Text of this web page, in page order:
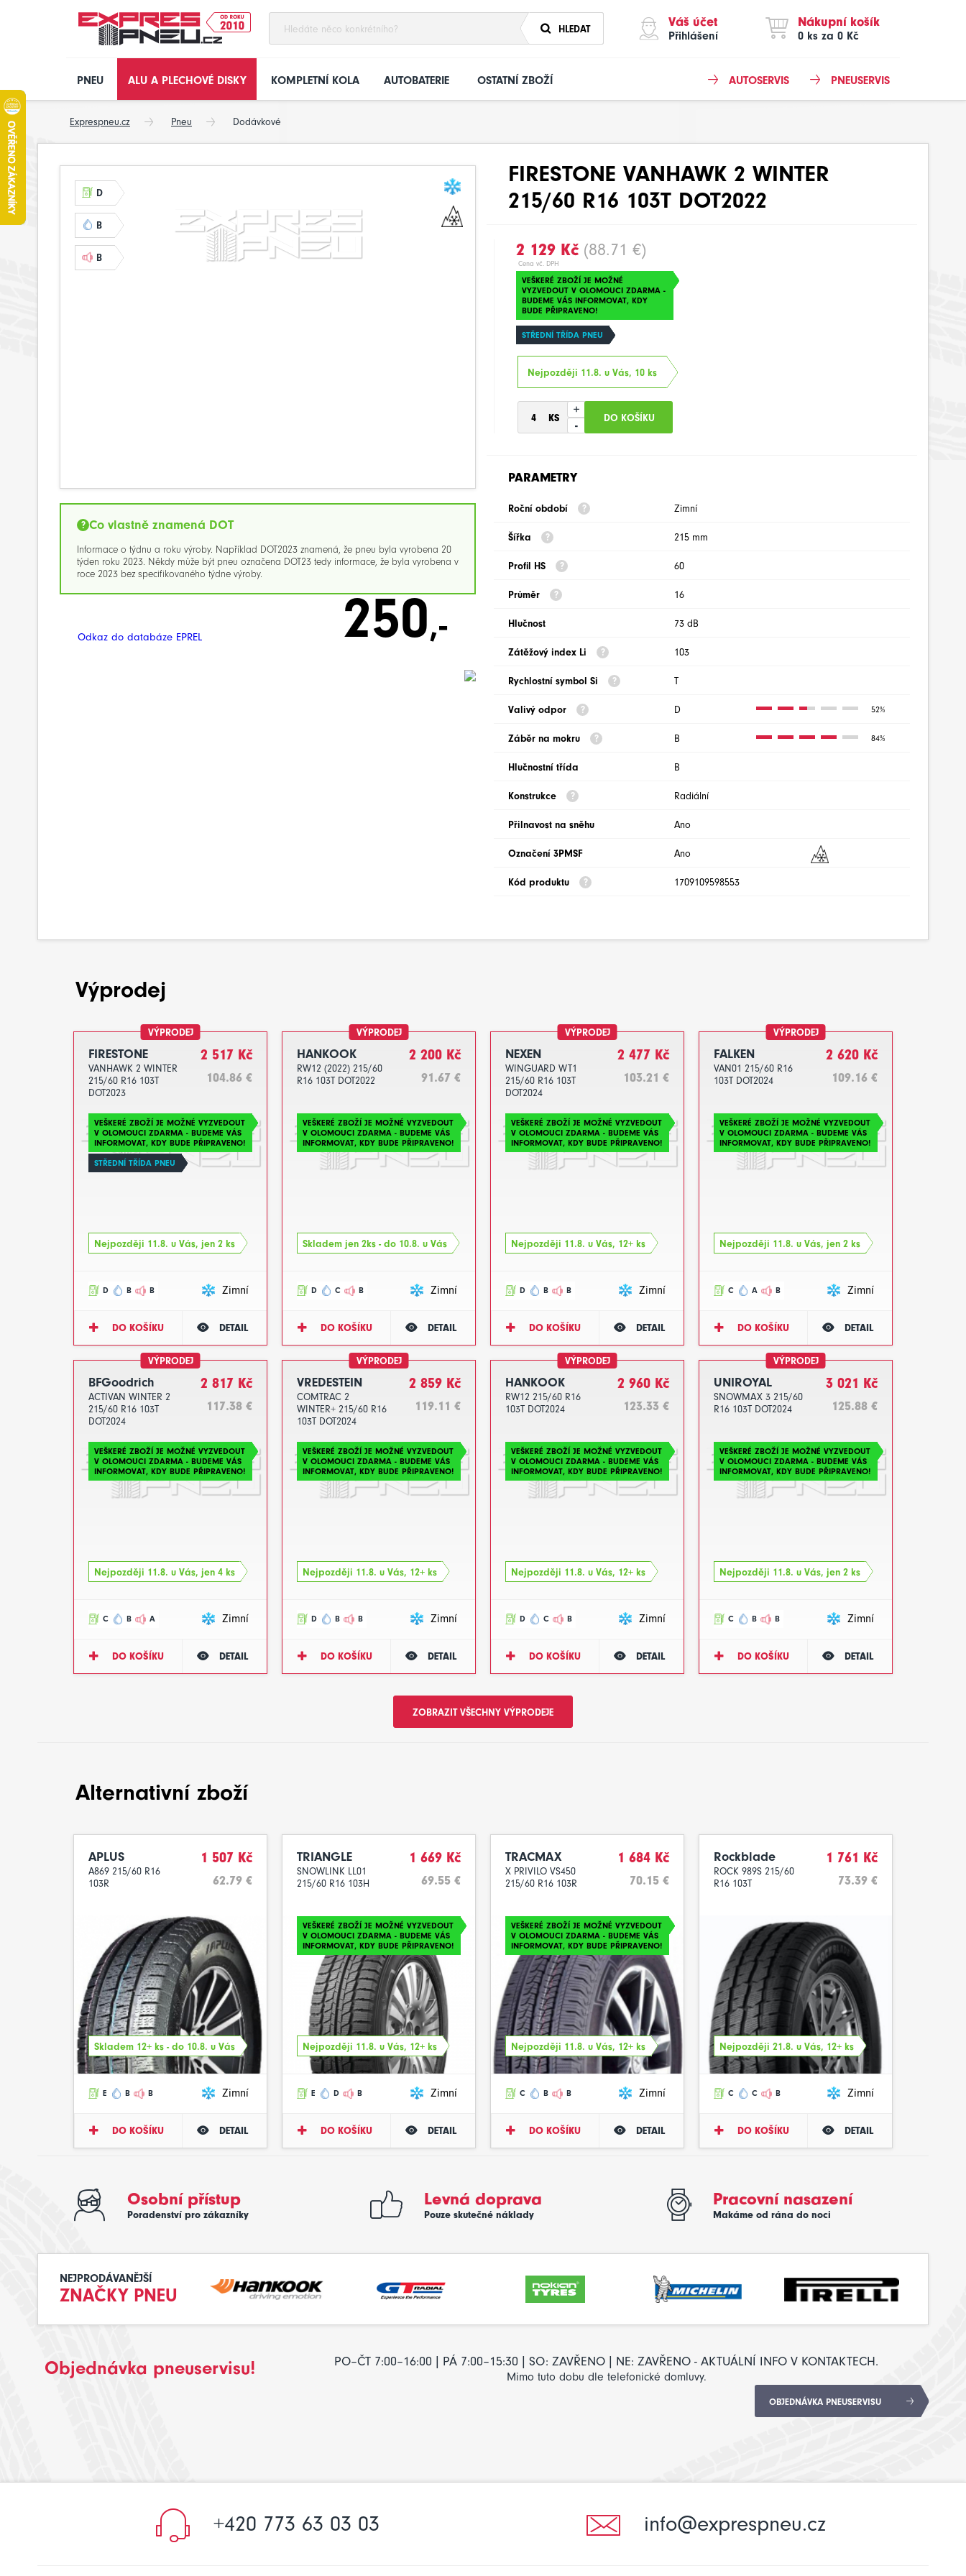
HLEDAT Váš účet
Přihlášení
Nákupní košík
0 ks za 0 Kč
PNEU ALU A PLECHOVÉ DISKY KOMPLETNÍ KOLA AUTOBATERIE OSTATNÍ ZBOŽÍ PNEUSERVIS
AUTOSERVIS
Exprespneu.cz Pneu Dodávkové
D
B
B
Co vlastně znamená DOT
Informace o týdnu a roku výroby. Například DOT2023 znamená, že pneu byla vyrobena 20
týden roku 2023. Někdy může být pneu označena DOT23 tedy informace, že byla vyrobena v
roce 2023 bez specifikovaného týdne výroby.
Odkaz do databáze EPREL 250,-
FIRESTONE VANHAWK 2 WINTER
215/60 R16 103T DOT2022
2 129 Kč (88.71 €)
Cena vč. DPH
VEŠKERÉ ZBOŽÍ JE MOŽNÉ
VYZVEDOUT V OLOMOUCI ZDARMA -
BUDEME VÁS INFORMOVAT, KDY
BUDE PŘIPRAVENO!
STŘEDNÍ TŘÍDA PNEU
Nejpozději 11.8. u Vás, 10 ks
+
-
PARAMETRY
Roční období Zimní
Šířka 215 mm
Profil HS 60
Průměr 16
Hlučnost 73 dB
Zátěžový index Li 103
Rychlostní symbol Si T
Valivý odpor D 52%
Záběr na mokru B 84%
Hlučnostní třída B
Konstrukce Radiální
Přilnavost na sněhu Ano
Označení 3PMSF Ano
Kód produktu 1709109598553
Výprodej
VÝPRODEJ
FIRESTONE
VANHAWK 2 WINTER
215/60 R16 103T
DOT2023
2 517 Kč
104.86 €
VEŠKERÉ ZBOŽÍ JE MOŽNÉ VYZVEDOUT
V OLOMOUCI ZDARMA - BUDEME VÁS
INFORMOVAT, KDY BUDE PŘIPRAVENO!
STŘEDNÍ TŘÍDA PNEU
Nejpozději 11.8. u Vás, jen 2 ks
D B B Zimní
DO KOŠÍKU DETAIL
VÝPRODEJ
HANKOOK
RW12 (2022) 215/60
R16 103T DOT2022
2 200 Kč
91.67 €
VEŠKERÉ ZBOŽÍ JE MOŽNÉ VYZVEDOUT
V OLOMOUCI ZDARMA - BUDEME VÁS
INFORMOVAT, KDY BUDE PŘIPRAVENO!
Skladem jen 2ks - do 10.8. u Vás
D C B Zimní
DO KOŠÍKU DETAIL
VÝPRODEJ
NEXEN
WINGUARD WT1
215/60 R16 103T
DOT2024
2 477 Kč
103.21 €
VEŠKERÉ ZBOŽÍ JE MOŽNÉ VYZVEDOUT
V OLOMOUCI ZDARMA - BUDEME VÁS
INFORMOVAT, KDY BUDE PŘIPRAVENO!
Nejpozději 11.8. u Vás, 12+ ks
D B B Zimní
DO KOŠÍKU DETAIL
VÝPRODEJ
FALKEN
VAN01 215/60 R16
103T DOT2024
2 620 Kč
109.16 €
VEŠKERÉ ZBOŽÍ JE MOŽNÉ VYZVEDOUT
V OLOMOUCI ZDARMA - BUDEME VÁS
INFORMOVAT, KDY BUDE PŘIPRAVENO!
Nejpozději 11.8. u Vás, jen 2 ks
C A B Zimní
DO KOŠÍKU DETAIL
VÝPRODEJ
BFGoodrich
ACTIVAN WINTER 2
215/60 R16 103T
DOT2024
2 817 Kč
117.38 €
VEŠKERÉ ZBOŽÍ JE MOŽNÉ VYZVEDOUT
V OLOMOUCI ZDARMA - BUDEME VÁS
INFORMOVAT, KDY BUDE PŘIPRAVENO!
Nejpozději 11.8. u Vás, jen 4 ks
C B A Zimní
DO KOŠÍKU DETAIL
VÝPRODEJ
VREDESTEIN
COMTRAC 2
WINTER+ 215/60 R16
103T DOT2024
2 859 Kč
119.11 €
VEŠKERÉ ZBOŽÍ JE MOŽNÉ VYZVEDOUT
V OLOMOUCI ZDARMA - BUDEME VÁS
INFORMOVAT, KDY BUDE PŘIPRAVENO!
Nejpozději 11.8. u Vás, 12+ ks
D B B Zimní
DO KOŠÍKU DETAIL
VÝPRODEJ
HANKOOK
RW12 215/60 R16
103T DOT2024
2 960 Kč
123.33 €
VEŠKERÉ ZBOŽÍ JE MOŽNÉ VYZVEDOUT
V OLOMOUCI ZDARMA - BUDEME VÁS
INFORMOVAT, KDY BUDE PŘIPRAVENO!
Nejpozději 11.8. u Vás, 12+ ks
D C B Zimní
DO KOŠÍKU DETAIL
VÝPRODEJ
UNIROYAL
SNOWMAX 3 215/60
R16 103T DOT2024
3 021 Kč
125.88 €
VEŠKERÉ ZBOŽÍ JE MOŽNÉ VYZVEDOUT
V OLOMOUCI ZDARMA - BUDEME VÁS
INFORMOVAT, KDY BUDE PŘIPRAVENO!
Nejpozději 11.8. u Vás, jen 2 ks
C B B Zimní
DO KOŠÍKU DETAIL
ZOBRAZIT VŠECHNY VÝPRODEJE
Alternativní zboží
APLUS
A869 215/60 R16
103R
1 507 Kč
62.79 €
Skladem 12+ ks - do 10.8. u Vás
E B B Zimní
DO KOŠÍKU DETAIL
TRIANGLE
SNOWLINK LL01
215/60 R16 103H
1 669 Kč
69.55 €
VEŠKERÉ ZBOŽÍ JE MOŽNÉ VYZVEDOUT
V OLOMOUCI ZDARMA - BUDEME VÁS
INFORMOVAT, KDY BUDE PŘIPRAVENO!
Nejpozději 11.8. u Vás, 12+ ks
E D B Zimní
DO KOŠÍKU DETAIL
TRACMAX
X PRIVILO VS450
215/60 R16 103R
1 684 Kč
70.15 €
VEŠKERÉ ZBOŽÍ JE MOŽNÉ VYZVEDOUT
V OLOMOUCI ZDARMA - BUDEME VÁS
INFORMOVAT, KDY BUDE PŘIPRAVENO!
Nejpozději 11.8. u Vás, 12+ ks
C B B Zimní
DO KOŠÍKU DETAIL
Rockblade
ROCK 989S 215/60
R16 103T
1 761 Kč
73.39 €
Nejpozději 21.8. u Vás, 12+ ks
C C B Zimní
DO KOŠÍKU DETAIL
Osobní přístup
Poradenství pro zákazníky
Levná doprava
Pouze skutečné náklady
Pracovní nasazení
Makáme od rána do noci
NEJPRODÁVANĚJŠÍ
ZNAČKY PNEU
Objednávka pneuservisu! PO–ČT 7:00–16:00 | PÁ 7:00–15:30 | SO: ZAVŘENO | NE: ZAVŘENO - AKTUÁLNÍ INFO V KONTAKTECH.
Mimo tuto dobu dle telefonické domluvy.
OBJEDNÁVKA PNEUSERVISU
+420 773 63 03 03 info@exprespneu.cz